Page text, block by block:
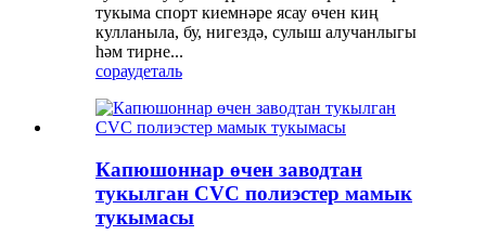
тукыма спорт киемнәре ясау өчен киң
кулланыла, бу, нигездә, сулыш алучанлыгы
һәм тирне...
сораудеталь
Капюшоннар өчен заводтан
тукылган CVC полиэстер мамык
тукымасы